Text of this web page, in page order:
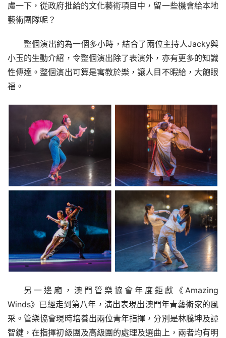
慮一下，從政府批給的文化藝術項目中，留一些機會給本地
藝術團隊呢？
整個演出約為一個多小時，結合了兩位主持人Jacky與
小玉的生動介紹，令整個演出除了表演外，亦有更多的知識
性傳達。整個演出可算是寓教於樂，讓人目不暇給，大飽眼
福。
另一邊廂，澳門管樂協會年度鉅獻《Amazing
Winds》已經走到第八年，演出表現出澳門年青藝術家的風
采。管樂協會現時培養出兩位青年指揮，分別是林騰坤及譚
智鍵，在指揮初級團及高級團的處理及選曲上，兩者均有明